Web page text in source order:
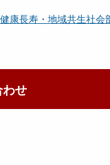
康長寿・地域共生社
わせ